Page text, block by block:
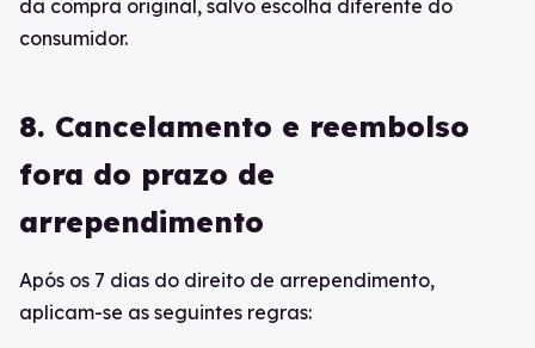
da compra original, salvo escolha diferente do
consumidor.
8. Cancelamento e reembolso
fora do prazo de
arrependimento
Após os 7 dias do direito de arrependimento,
aplicam-se as seguintes regras: